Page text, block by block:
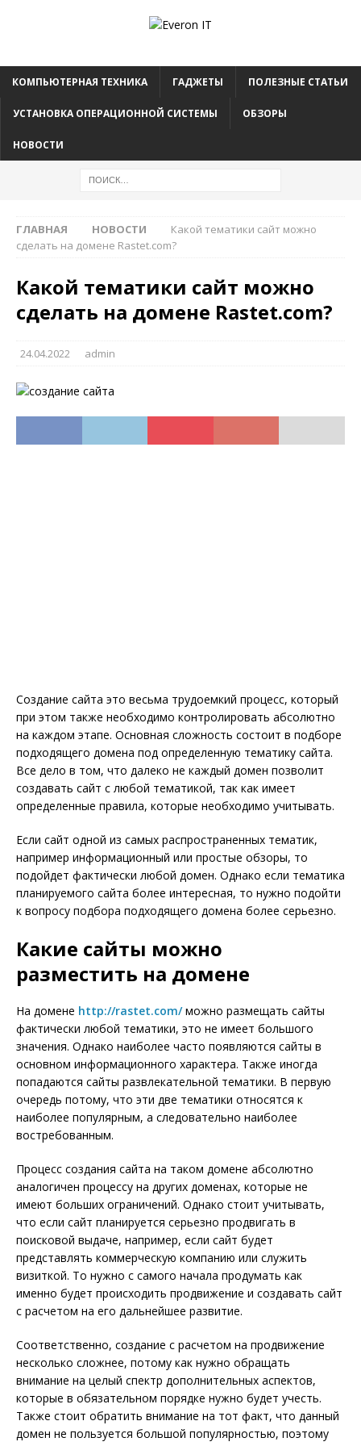
КОМПЬЮТЕРНАЯ ТЕХНИКА ГАДЖЕТЫ ПОЛЕЗНЫЕ СТАТЬИ
УСТАНОВКА ОПЕРАЦИОННОЙ СИСТЕМЫ ОБЗОРЫ
НОВОСТИ
ГЛАВНАЯ НОВОСТИ
Какой тематики сайт можно
сделать на домене Rastet.com?
Какой тематики сайт можно
сделать на домене Rastet.com?
24.04.2022 admin
Создание сайта это весьма трудоемкий процесс, который
при этом также необходимо контролировать абсолютно
на каждом этапе. Основная сложность состоит в подборе
подходящего домена под определенную тематику сайта.
Все дело в том, что далеко не каждый домен позволит
создавать сайт с любой тематикой, так как имеет
определенные правила, которые необходимо учитывать.
Если сайт одной из самых распространенных тематик,
например информационный или простые обзоры, то
подойдет фактически любой домен. Однако если тематика
планируемого сайта более интересная, то нужно подойти
к вопросу подбора подходящего домена более серьезно.
Какие сайты можно
разместить на домене
На домене http://rastet.com/можно размещать сайты
фактически любой тематики, это не имеет большого
значения. Однако наиболее часто появляются сайты в
основном информационного характера. Также иногда
попадаются сайты развлекательной тематики. В первую
очередь потому, что эти две тематики относятся к
наиболее популярным, а следовательно наиболее
востребованным.
Процесс создания сайта на таком домене абсолютно
аналогичен процессу на других доменах, которые не
имеют больших ограничений. Однако стоит учитывать,
что если сайт планируется серьезно продвигать в
поисковой выдаче, например, если сайт будет
представлять коммерческую компанию или служить
визиткой. То нужно с самого начала продумать как
именно будет происходить продвижение и создавать сайт
с расчетом на его дальнейшее развитие.
Соответственно, создание с расчетом на продвижение
несколько сложнее, потому как нужно обращать
внимание на целый спектр дополнительных аспектов,
которые в обязательном порядке нужно будет учесть.
Также стоит обратить внимание на тот факт, что данный
домен не пользуется большой популярностью, поэтому